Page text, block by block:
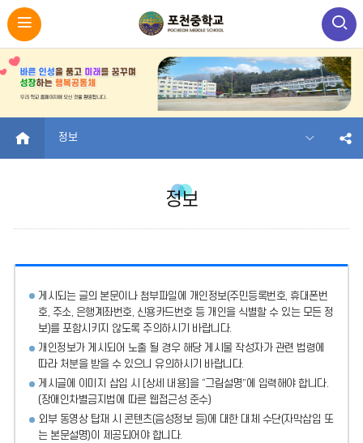
HOME 정보
정보
게시되는 글의 본문이나 첨부파일에
개인정보(주민등록번호, 휴대폰번
호, 주소, 은행계좌번호, 신용카드번호 등 개인을 식별할 수 있는 모든 정
보)를 포함시키지 않도록 주의하시기 바랍니다.
개인정보가 게시되어 노출 될 경우 해당 게시물 작성자가 관련 법령에
따라 처분을 받을 수 있으니 유의하시기 바랍니다.
게시글에 이미지 삽입 시 [상세 내용]을 “그림설명”에 입력해야 합니다.
(장애인차별금지법에 따른 웹접근성 준수)
외부 동영상 탑재 시 콘텐츠(음성정보 등)에 대한 대체 수단(자막삽입 또
는 본문설명)이 제공되어야 합니다.